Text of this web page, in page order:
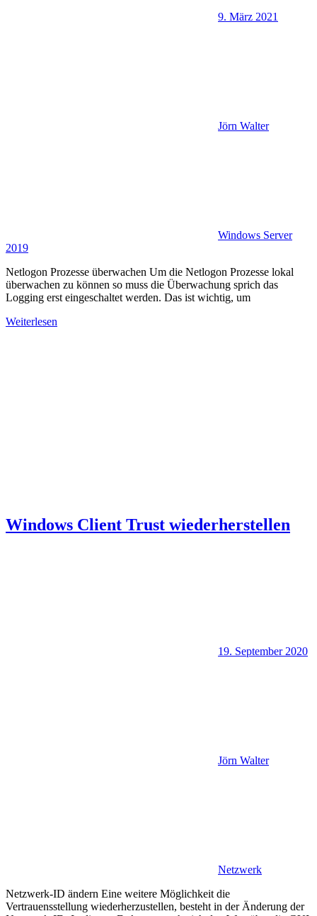
9. März 2021
Jörn Walter
Windows Server
2019
Netlogon Prozesse überwachen Um die Netlogon Prozesse lokal
überwachen zu können so muss die Überwachung sprich das
Logging erst eingeschaltet werden. Das ist wichtig, um
Weiterlesen
Windows Client Trust wiederherstellen
19. September 2020
Jörn Walter
Netzwerk
Netzwerk-ID ändern Eine weitere Möglichkeit die
Vertrauensstellung wiederherzustellen, besteht in der Änderung der